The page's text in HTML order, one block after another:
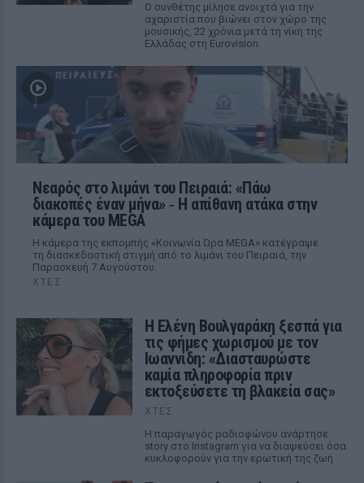
Ο συνθέτης μίλησε ανοιχτά για την
αχαριστία που βιώνει στον χώρο της
μουσικής, 22 χρόνια μετά τη νίκη της
Ελλάδας στη Eurovision.
Νεαρός στο λιμάνι του Πειραιά: «Πάω
διακοπές έναν μήνα» ‑ Η απίθανη ατάκα στην
κάμερα του MEGA
Η κάμερα της εκπομπής «Κοινωνία Ώρα MEGA» κατέγραψε
τη διασκεδαστική στιγμή από το λιμάνι του Πειραιά, την
Παρασκευή 7 Αυγούστου.
ΧΤΕΣ
Η Ελένη Βουλγαράκη ξεσπά για
τις φήμες χωρισμού με τον
Ιωαννίδη: «Διασταυρώστε
καμία πληροφορία πριν
εκτοξεύσετε τη βλακεία σας»
ΧΤΕΣ
Η παραγωγός ραδιοφώνου ανάρτησε
story στο Instagram για να διαψεύσει όσα
κυκλοφορούν για την ερωτική της ζωή